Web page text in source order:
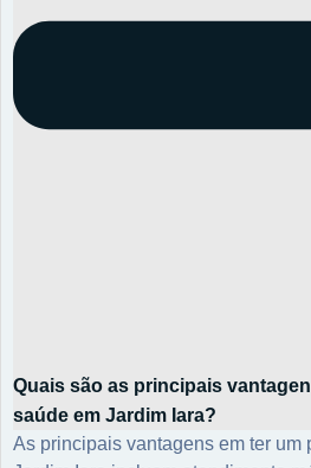
Quais são as principais
saúde em Jardim Iara?
As principais vantagens em ter um